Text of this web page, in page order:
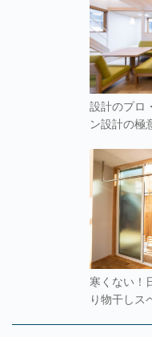
設計のプロ
ン設計の極
寒くない！
り物干しス